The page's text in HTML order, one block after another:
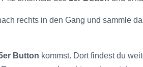
rechts in den Gang und sammle
Button kommst. Dort findest du